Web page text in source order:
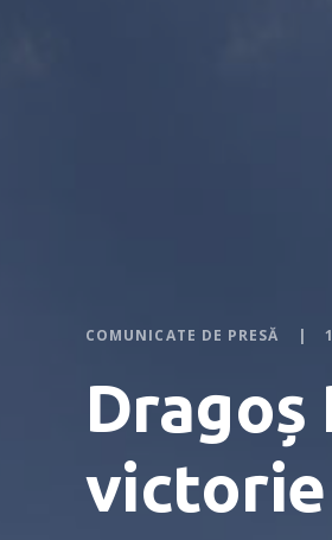
COMUNICATE DE PRESĂ
Dragoș
victorie